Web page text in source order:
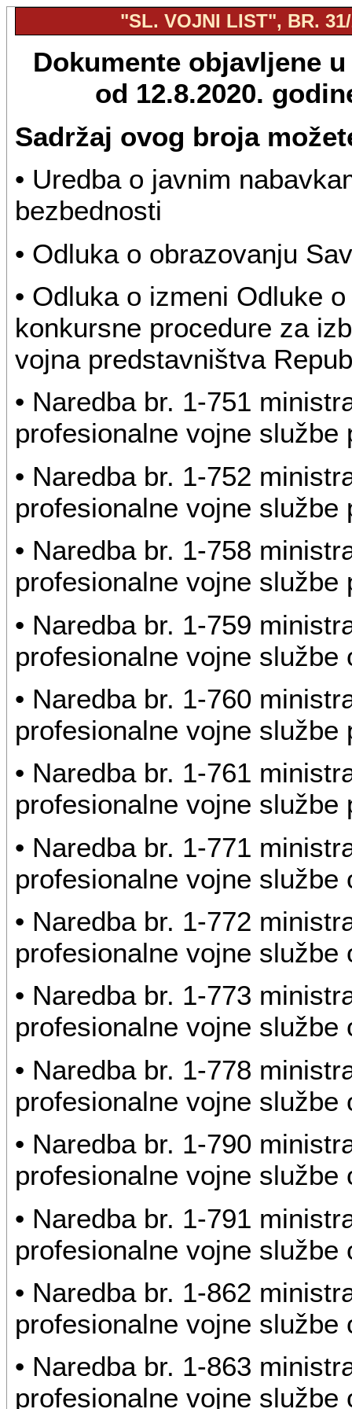
"SL. VOJNI LIST", BR.
Dokumente objavljene
od 12.8.2020.
Sadržaj ovog broja
• Uredba o javnim
bezbednosti
• Odluka o obrazovanju
• Odluka o izmeni Odluke
konkursne procedure za
vojna predstavništva
• Naredba br. 1-751
profesionalne vojne službe
• Naredba br. 1-752
profesionalne vojne službe
• Naredba br. 1-758
profesionalne vojne službe
• Naredba br. 1-759
profesionalne vojne službe
• Naredba br. 1-760
profesionalne vojne službe
• Naredba br. 1-761
profesionalne vojne službe
• Naredba br. 1-771
profesionalne vojne službe
• Naredba br. 1-772
profesionalne vojne službe
• Naredba br. 1-773
profesionalne vojne službe
• Naredba br. 1-778
profesionalne vojne službe
• Naredba br. 1-790
profesionalne vojne službe
• Naredba br. 1-791
profesionalne vojne službe
• Naredba br. 1-862
profesionalne vojne službe
• Naredba br. 1-863
profesionalne vojne službe